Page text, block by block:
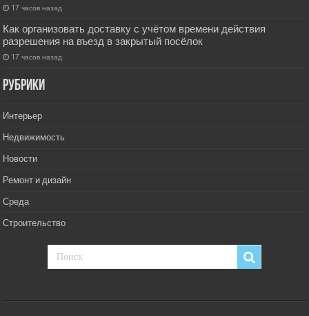
17 часов назад
Как организовать доставку с учётом времени действия
разрешения на въезд в закрытый посёлок
17 часов назад
РУбрики
Интерьер
Недвижимость
Новости
Ремонт и дизайн
Среда
Строительство